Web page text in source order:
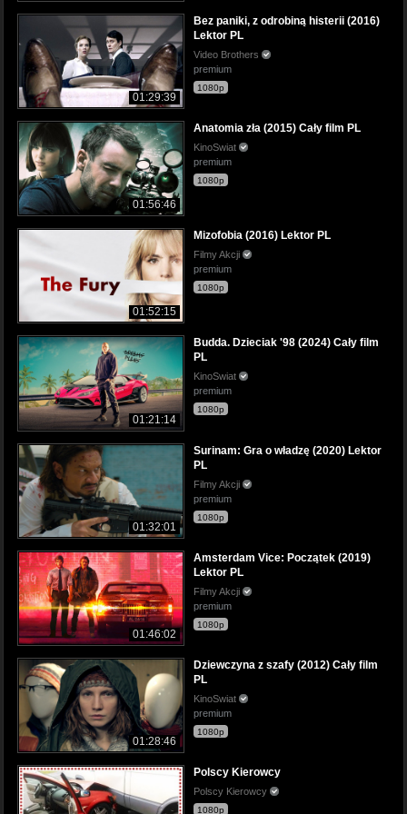
01:29:39
Bez paniki, z odrobiną histerii (2016)
Lektor PL
Video Brothers
premium
1080p
01:56:46
Anatomia zła (2015) Cały film PL
KinoSwiat
premium
1080p
01:52:15
Mizofobia (2016) Lektor PL
Filmy Akcji
premium
1080p
01:21:14
Budda. Dzieciak '98 (2024) Cały film
PL
KinoSwiat
premium
1080p
01:32:01
Surinam: Gra o władzę (2020) Lektor
PL
Filmy Akcji
premium
1080p
01:46:02
Amsterdam Vice: Początek (2019)
Lektor PL
Filmy Akcji
premium
1080p
01:28:46
Dziewczyna z szafy (2012) Cały film
PL
KinoSwiat
premium
1080p
Polscy Kierowcy
Polscy Kierowcy
1080p